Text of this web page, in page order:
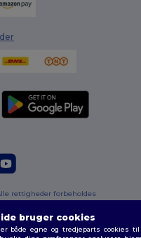
rettigheder forbeholdes
bruger cookies
både egne og tredjeparts cookies